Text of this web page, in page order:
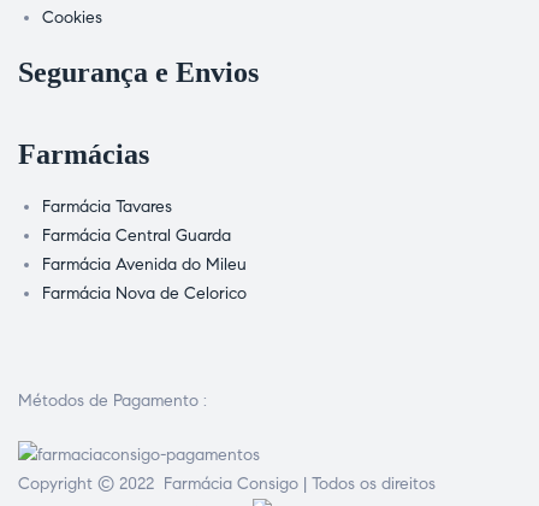
Cookies
Segurança e Envios
Farmácias
Farmácia Tavares
Farmácia Central Guarda
Farmácia Avenida do Mileu
Farmácia Nova de Celorico
Métodos de Pagamento :
Copyright © 2022 Farmácia Consigo | Todos os direitos